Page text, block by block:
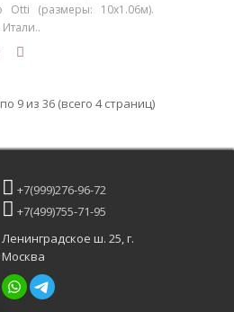
Otti (размеры: 10х1.06м).
9 из 36 (всего 4 страниц)
+7(999)276-96-72
+7(499)755-71-95
Ленинградское ш. 25, г.
Москва